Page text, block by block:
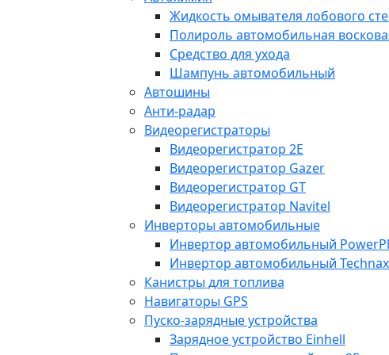
Жидкость омывателя лобового
Полироль автомобильная
Средство для ухода
Шампунь автомобильный
Автошины
Анти-радар
Видеорегистраторы
Видеорегистратор 2E
Видеорегистратор Gazer
Видеорегистратор GT
Видеорегистратор Navitel
Инверторы автомобильные
Инвертор автомобильный
Инвертор автомобильный
Канистры для топлива
Навигаторы GPS
Пуско-зарядные устройства
Зарядное устройство Einhell